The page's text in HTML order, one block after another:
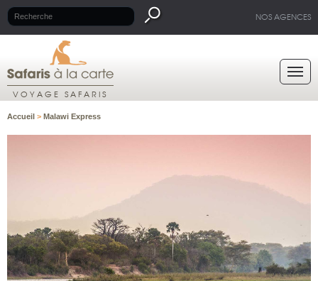
NOS AGENCES
VOYAGE SAFARIS
Accueil > Malawi Express